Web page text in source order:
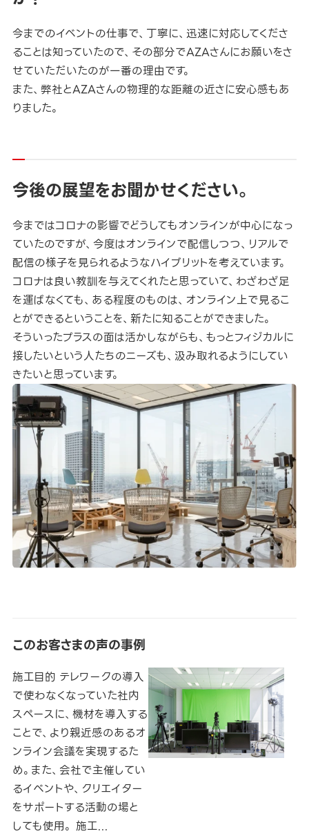
今までのイベントの仕事で、丁寧に、迅速に対応してくださ
ることは知っていたので、その部分でAZAさんにお願いをさ
せていただいたのが一番の理由です。
また、弊社とAZAさんの物理的な距離の近さに安心感もあ
りました。
今後の展望をお聞かせください。
今まではコロナの影響でどうしてもオンラインが中心になっ
ていたのですが、今度はオンラインで配信しつつ、リアルで
配信の様子を見られるようなハイブリットを考えています。
コロナは良い教訓を与えてくれたと思っていて、わざわざ足
を運ばなくても、ある程度のものは、オンライン上で見るこ
とができるということを、新たに知ることができました。
そういったプラスの面は活かしながらも、もっとフィジカルに
接したいという人たちのニーズも、汲み取れるようにしてい
きたいと思っています。
このお客さまの声の事例
施工目的 テレワークの導入
で使わなくなっていた社内
スペースに、機材を導入する
ことで、より親近感のあるオ
ンライン会議を実現するた
め。また、会社で主催してい
るイベントや、クリエイター
をサポートする活動の場と
しても使用。 施工...